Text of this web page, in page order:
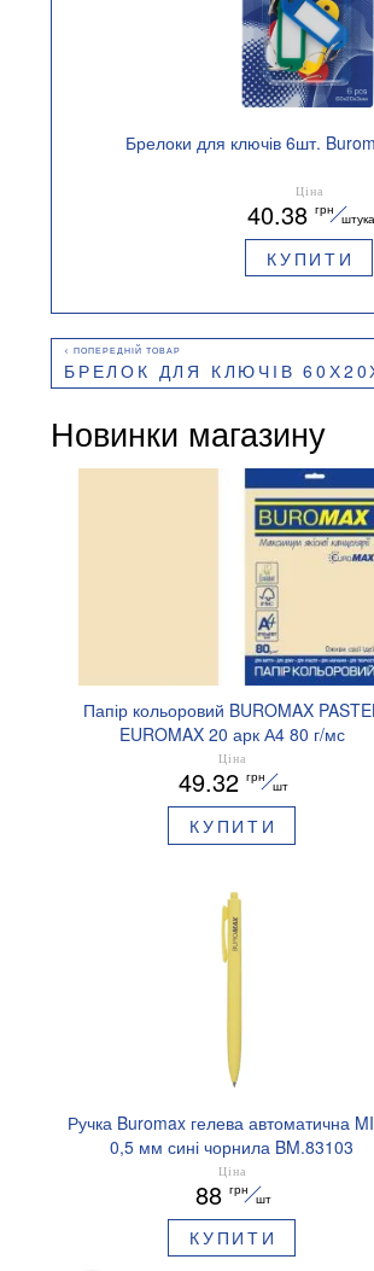
Брелоки для ключів 6шт.
Ціна
40.38 грн
штука
КУПИТИ
БРЕЛОК ДЛЯ КЛЮЧІВ 60Х20Х3 ММ 50
Новинки магазину
Папір кольоровий BUROMAX
EUROMAX 20 арк А4 80 г/мс
BM.2721220E-08
Ціна
49.32 грн
шт
КУПИТИ
Ручка Buromax гелева автоматична
0,5 мм сині чорнила BM.83103
Ціна
88 грн
шт
КУПИТИ